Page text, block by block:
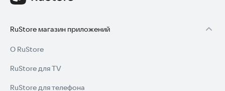
RuStore магазин приложений
О RuStore
RuStore для TV
RuStore для телефона